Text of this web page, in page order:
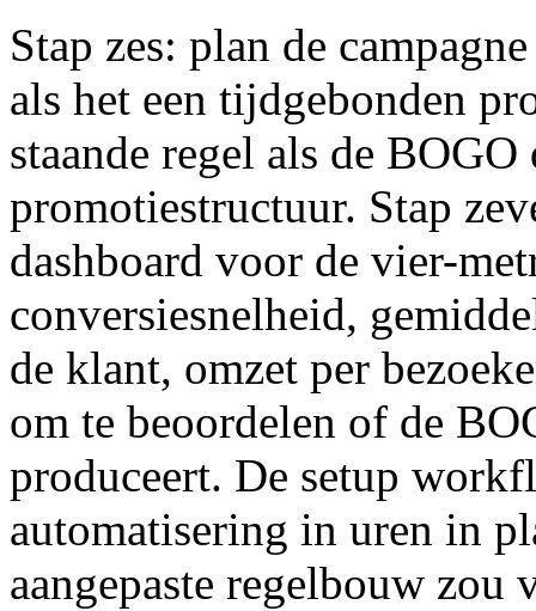
Stap zes: plan de
als het een tijdgebonden
staande regel als de
promotiestructuur. Stap
dashboard voor de vier-
conversiesnelheid,
de klant, omzet per
om te beoordelen of de
produceert. De setup
automatisering in uren in
aangepaste regelbouw zou